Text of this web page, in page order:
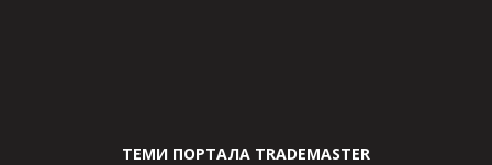
ТЕМИ ПОРТАЛА TRADEMASTER